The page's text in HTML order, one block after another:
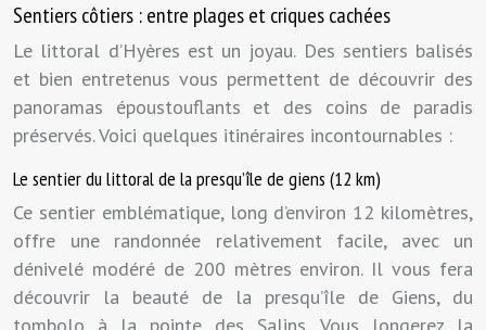
Sentiers côtiers : entre plages et criques cachées
Le littoral d’Hyères est un joyau. Des sentiers balisés
et bien entretenus vous permettent de découvrir des
panoramas époustouflants et des coins de paradis
préservés. Voici quelques itinéraires incontournables :
Le sentier du littoral de la presqu’île de giens (12 km)
Ce sentier emblématique, long d’environ 12 kilomètres,
offre une randonnée relativement facile, avec un
dénivelé modéré de 200 mètres environ. Il vous fera
découvrir la beauté de la presqu’île de Giens, du